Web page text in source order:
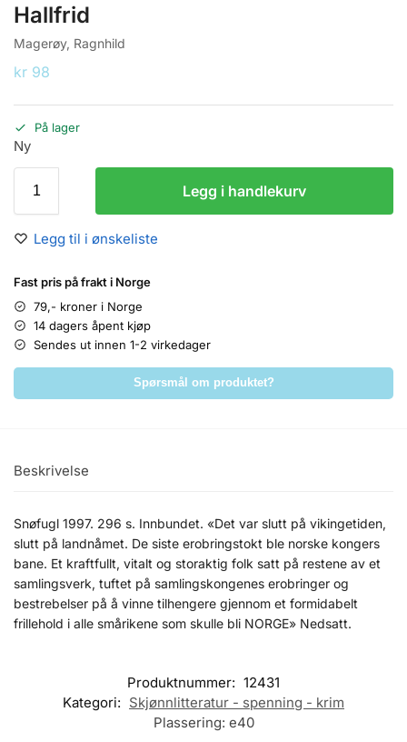
Hallfrid
Magerøy, Ragnhild
kr 98
På lager
Ny
Legg i handlekurv
Legg til i ønskeliste
Fast pris på frakt i Norge
79,- kroner i Norge
14 dagers åpent kjøp
Sendes ut innen 1-2 virkedager
Spørsmål om produktet?
Beskrivelse
Snøfugl 1997. 296 s. Innbundet. «Det var slutt på vikingetiden,
slutt på landnåmet. De siste erobringstokt ble norske kongers
bane. Et kraftfullt, vitalt og storaktig folk satt på restene av et
samlingsverk, tuftet på samlingskongenes erobringer og
bestrebelser på å vinne tilhengere gjennom et formidabelt
frillehold i alle smårikene som skulle bli NORGE» Nedsatt.
Produktnummer: 12431
Kategori: Skjønnlitteratur - spenning - krim
Plassering: e40